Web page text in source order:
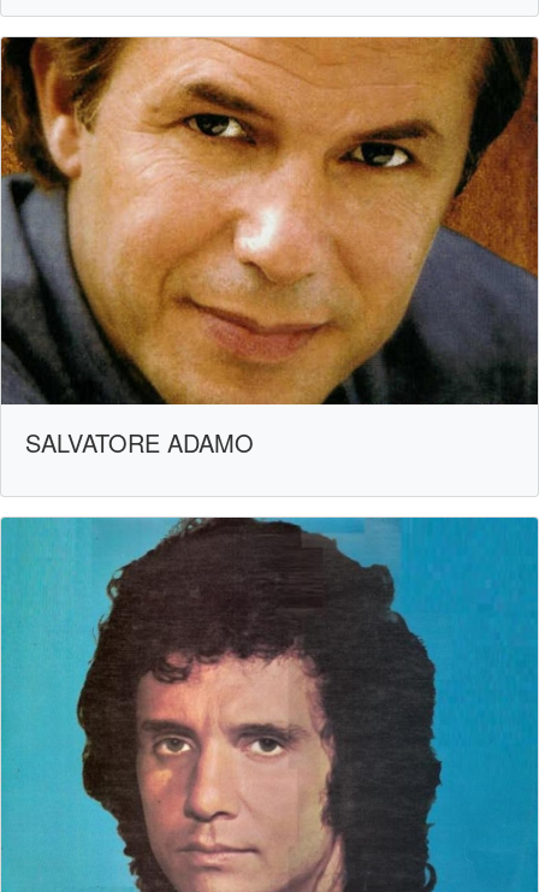
SALVATORE ADAMO